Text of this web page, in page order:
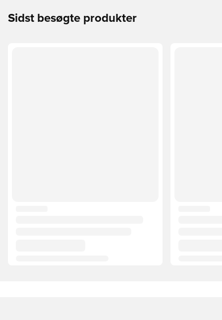
Sidst besøgte produkter